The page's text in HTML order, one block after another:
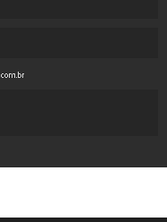
em PVC, PP e